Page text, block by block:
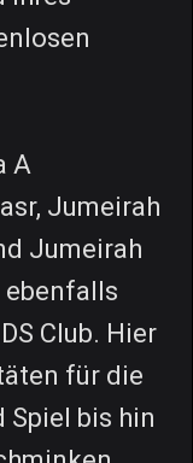
A
Jumeirah
Jumeirah
ebenfalls
Club. Hier
für die
Spiel bis hin